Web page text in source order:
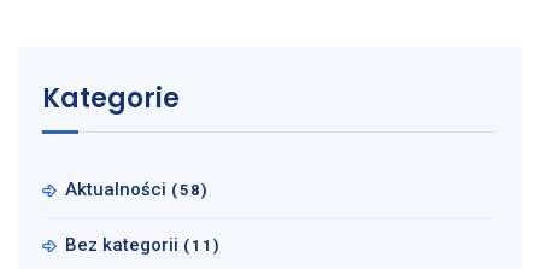
Kategorie
Aktualności (58)
Bez kategorii (11)